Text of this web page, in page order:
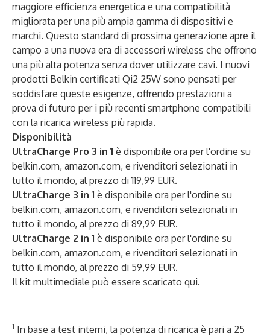
maggiore efficienza energetica e una compatibilità
migliorata per una più ampia gamma di dispositivi e
marchi. Questo standard di prossima generazione apre il
campo a una nuova era di accessori wireless che offrono
una più alta potenza senza dover utilizzare cavi. I nuovi
prodotti Belkin certificati Qi2 25W sono pensati per
soddisfare queste esigenze, offrendo prestazioni a
prova di futuro per i più recenti smartphone compatibili
con la ricarica wireless più rapida.
Disponibilità
UltraCharge Pro 3 in 1 è disponibile ora per l'ordine su
belkin.com, amazon.com, e rivenditori selezionati in
tutto il mondo, al prezzo di 119,99 EUR.
UltraCharge 3 in 1 è disponibile ora per l'ordine su
belkin.com, amazon.com, e rivenditori selezionati in
tutto il mondo, al prezzo di 89,99 EUR.
UltraCharge 2 in 1 è disponibile ora per l'ordine su
belkin.com, amazon.com, e rivenditori selezionati in
tutto il mondo, al prezzo di 59,99 EUR.
Il kit multimediale può essere scaricato qui.
1 In base a test interni, la potenza di ricarica è pari a 25